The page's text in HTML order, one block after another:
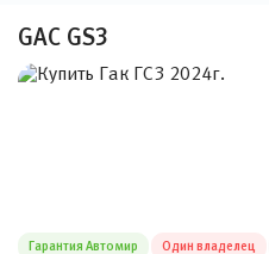
GAC GS3
Гарантия Автомир Один владелец